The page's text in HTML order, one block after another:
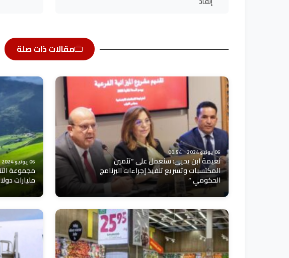
مقالات ذات صلة
06 يونيو 2024 00:54
نعيمة ابن يحيى: سنعمل على “تثمين
المكتسبات وتسريع تنفيذ إجراءات البرنامج
الحكومي “
06 يونيو 2024
مليارات دولار بحلول